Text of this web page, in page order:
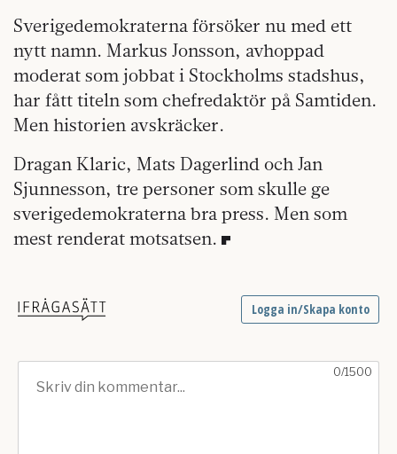
Sverigedemokraterna försöker nu med ett
nytt namn. Markus Jonsson, avhoppad
moderat som jobbat i Stockholms stadshus,
har fått titeln som chefredaktör på Samtiden.
Men historien avskräcker.
Dragan Klaric, Mats Dagerlind och Jan
Sjunnesson, tre personer som skulle ge
sverigedemokraterna bra press. Men som
mest renderat motsatsen.